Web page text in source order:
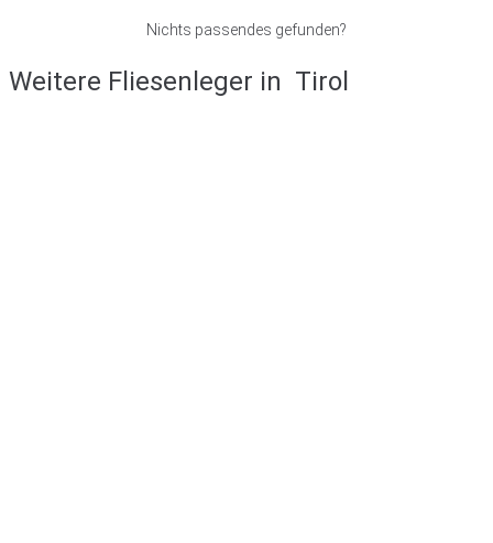
Nichts passendes gefunden?
Weitere Fliesenleger in Tirol